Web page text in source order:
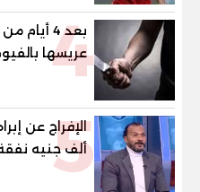
4بعد 4
عريسها
5
ألف جنيه